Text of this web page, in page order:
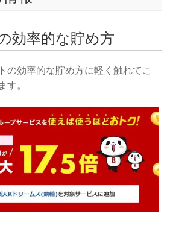
効率的な貯め方
の効率的な貯め方に軽く触れてこ
す。